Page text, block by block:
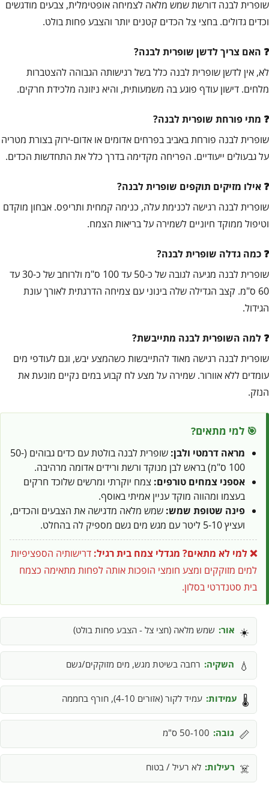
שופרית לבנה דורשת שמש מלאה לצמיחה אופטימלית, צבעים מודגשים
וכדים גדולים. בחצי צל הכדים קטנים יותר והצבע פחות בולט.
האם צריך לדשן שופרית לבנה?
לא, אין לדשן שופרית לבנה כלל בשל רגישותה הגבוהה להצטברות
מלחים. דישון עודף פוגע בה משמעותית, והיא ניזונה מלכידת חרקים.
מתי פורחת שופרית לבנה?
שופרית לבנה פורחת באביב בפרחים אדומים או אדום-ירוק בצורת מטריה
על גבעולים ייעודיים. הפריחה מקדימה בדרך כלל את התחדשות הכדים.
אילו מזיקים תוקפים שופרית לבנה?
שופרית לבנה רגישה לכנימת עלה, כנימה קמחית ותריפס. אבחון מוקדם
וטיפול ממוקד חיוניים לשמירה על בריאות הצמח.
כמה גדלה שופרית לבנה?
שופרית לבנה מגיעה לגובה של כ-50 עד 100 ס"מ ולרוחב של כ-30 עד
60 ס"מ. קצב הגדילה שלה בינוני עם צמיחה הדרגתית לאורך עונת
הגידול.
למה השופרית לבנה מתייבשת?
שופרית לבנה רגישה מאוד להתייבשות כשהמצע יבש, וגם לעודפי מים
עומדים ללא אוורור. שמירה על מצע לח קבוע במים נקיים מונעת את
הנזק.
🎯 למי מתאים?
מראה דרמטי ולבן:
שופרית לבנה בולטת עם כדים גבוהים (50-
100 ס"מ) בראש לבן מנוקד ורשת ורידים אדומה מרהיבה.
אספני צמחים טורפים: צמח יוקרתי ומרשים שלוכד חרקים
בעצמו ומהווה מוקד עניין אמיתי באוסף.
פינה שטופת שמש: שמש מלאה מדגישה את הצבעים והכדים,
ועציץ 5-10 ליטר עם מגש מים גשם מספיק לה בהחלט.
❌ למי לא מתאים? מגדלי צמח בית רגיל: דרישותיה הספציפיות
למים מזוקקים ומצע חומצי הופכות אותה לפחות מתאימה כצמח
בית סטנדרטי בסלון.
☀️ אור: שמש מלאה (חצי צל - הצבע פחות בולט)
💧 השקיה: רחבה בשיטת מגש, מים מזוקקים/גשם
🌡️ עמידות: עמיד לקור (אזורים 4-10), חורף בחממה
📏 גובה: 50-100 ס"מ
☠️ רעילות: לא רעיל / בטוח